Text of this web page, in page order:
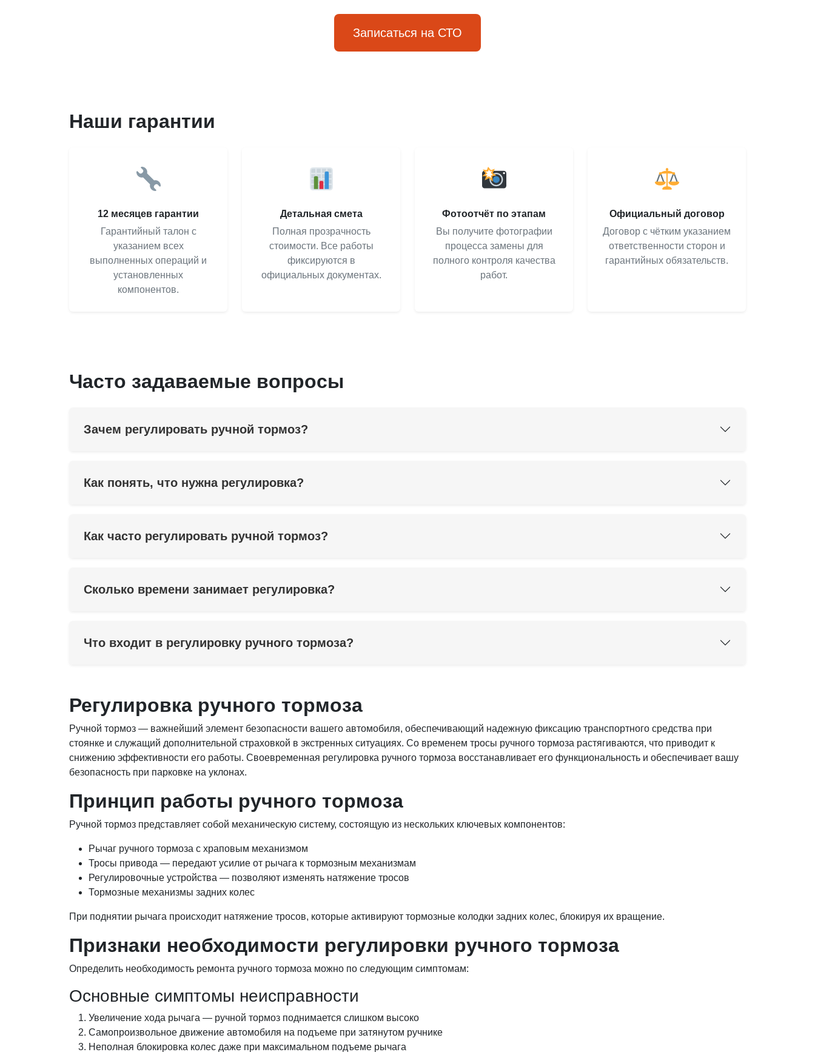
Записаться на СТО
Наши гарантии
12 месяцев гарантии
Гарантийный талон с
указанием всех
выполненных операций и
установленных
компонентов.
Детальная смета
Полная прозрачность
стоимости. Все работы
фиксируются в
официальных документах.
Фотоотчёт по этапам
Вы получите фотографии
процесса замены для
полного контроля качества
работ.
Официальный договор
Договор с чётким указанием
ответственности сторон и
гарантийных обязательств.
Часто задаваемые вопросы
Зачем регулировать ручной тормоз?
Как понять, что нужна регулировка?
Как часто регулировать ручной тормоз?
Сколько времени занимает регулировка?
Что входит в регулировку ручного тормоза?
Регулировка ручного тормоза
Ручной тормоз — важнейший элемент безопасности вашего автомобиля, обеспечивающий надежную фиксацию транспортного средства при
стоянке и служащий дополнительной страховкой в экстренных ситуациях. Со временем тросы ручного тормоза растягиваются, что приводит к
снижению эффективности его работы. Своевременная регулировка ручного тормоза восстанавливает его функциональность и обеспечивает вашу
безопасность при парковке на уклонах.
Принцип работы ручного тормоза
Ручной тормоз представляет собой механическую систему, состоящую из нескольких ключевых компонентов:
Рычаг ручного тормоза с храповым механизмом
Тросы привода — передают усилие от рычага к тормозным механизмам
Регулировочные устройства — позволяют изменять натяжение тросов
Тормозные механизмы задних колес
При поднятии рычага происходит натяжение тросов, которые активируют тормозные колодки задних колес, блокируя их вращение.
Признаки необходимости регулировки ручного тормоза
Определить необходимость ремонта ручного тормоза можно по следующим симптомам:
Основные симптомы неисправности
Увеличение хода рычага — ручной тормоз поднимается слишком высоко
Самопроизвольное движение автомобиля на подъеме при затянутом ручнике
Неполная блокировка колес даже при максимальном подъеме рычага